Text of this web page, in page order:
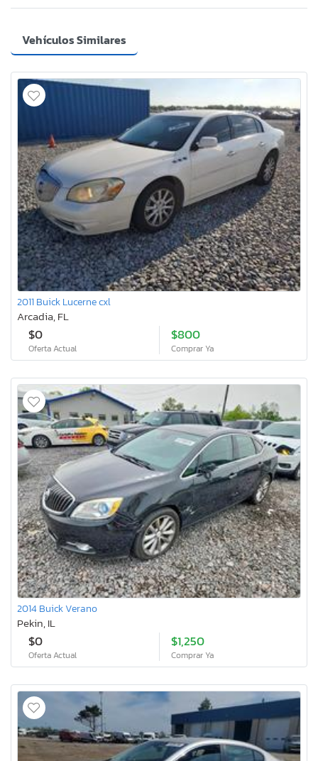
Vehículos Similares
2011 Buick Lucerne cxl
Arcadia, FL
$0
Oferta Actual
$800
Comprar Ya
2014 Buick Verano
Pekin, IL
$0
Oferta Actual
$1,250
Comprar Ya